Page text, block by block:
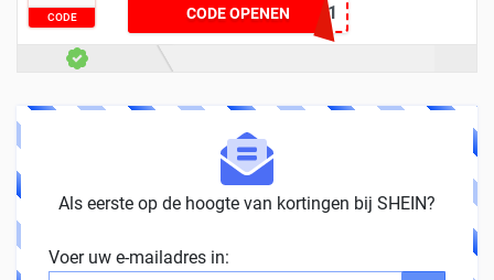
CODE CODE OPENEN1231www1
Als eerste op de hoogte van kortingen bij SHEIN?
Voer uw e-mailadres in: